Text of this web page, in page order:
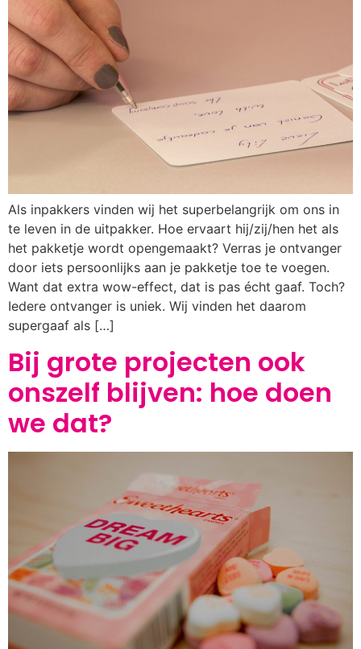
Als inpakkers vinden wij het superbelangrijk om ons in
te leven in de uitpakker. Hoe ervaart hij/zij/hen het als
het pakketje wordt opengemaakt? Verras je ontvanger
door iets persoonlijks aan je pakketje toe te voegen.
Want dat extra wow-effect, dat is pas écht gaaf. Toch?
Iedere ontvanger is uniek. Wij vinden het daarom
supergaaf als […]
Bij grote projecten ook
onszelf blijven: hoe doen
we dat?